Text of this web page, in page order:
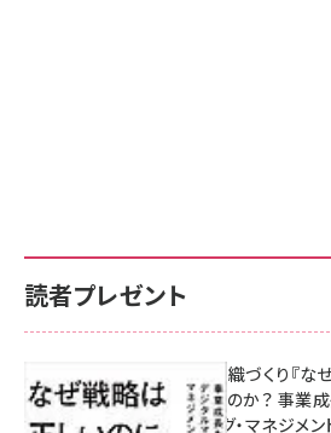
読者プレゼント
成果を生む組織づくり『
があがらないのか？ 事業
マーケティング・マネジメ